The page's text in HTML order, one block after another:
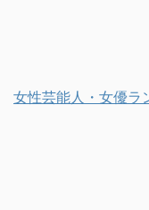
女性芸能人・女優ラ